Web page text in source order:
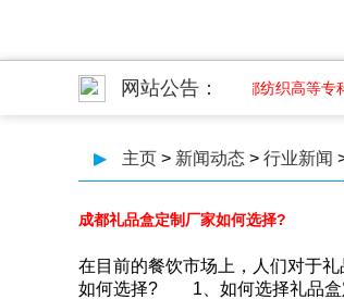
网站公告：
蝶视频污印务招聘平面 07-01 成都纺织高等专
▶ 主页 > 新闻动态 > 行业新闻
成都礼品盒定制厂家如何选择?
在目前的餐饮市场上，人们对于
如何选择? 1、如何选择礼品盒